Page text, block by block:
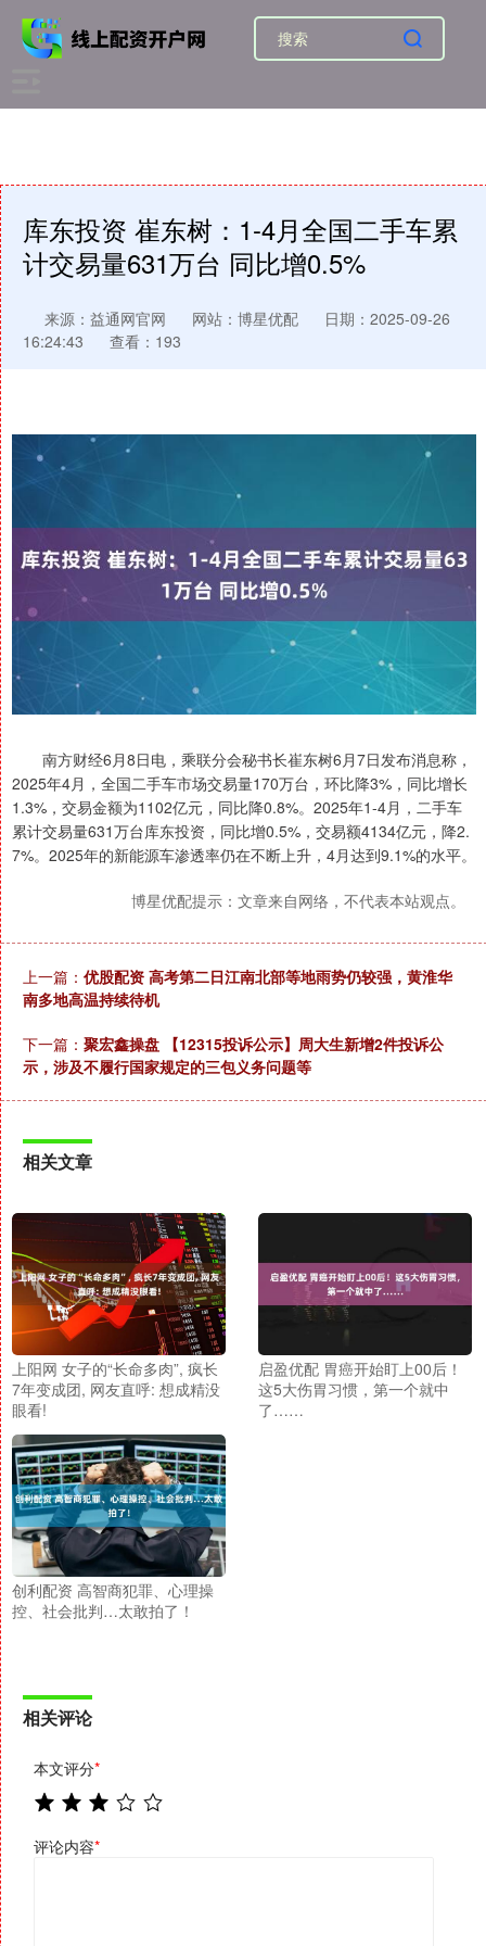
库东投资 崔东树：1-4月全国二手车累
计交易量631万台 同比增0.5%
来源：益通网官网 网站：博星优配
日期：2025-09-26
16:24:43
查看：193
南方财经6月8日电，乘联分会秘书长崔东树6月7日发布消息称，
2025年4月，全国二手车市场交易量170万台，环比降3%，同比增长
1.3%，交易金额为1102亿元，同比降0.8%。2025年1-4月，二手车
累计交易量631万台库东投资，同比增0.5%，交易额4134亿元，降2.
7%。2025年的新能源车渗透率仍在不断上升，4月达到9.1%的水平。
博星优配提示：文章来自网络，不代表本站观点。
上一篇： 优股配资 高考第二日江南北部等地雨势仍较强，黄淮华
南多地高温持续待机
下一篇： 聚宏鑫操盘 【12315投诉公示】周大生新增2件投诉公
示，涉及不履行国家规定的三包义务问题等
相关文章
上阳网 女子的“长命多肉”, 疯长
7年变成团, 网友直呼: 想成精没
眼看!
启盈优配 胃癌开始盯上00后！
这5大伤胃习惯，第一个就中
了……
创利配资 高智商犯罪、心理操
控、社会批判…太敢拍了！
相关评论
本文评分*
评论内容*